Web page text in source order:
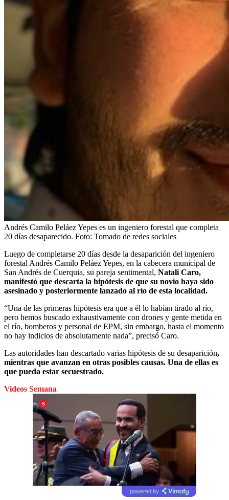
Andrés Camilo Peláez Yepes es un ingeniero forestal que completa
20 días desaparecido. Foto: Tomado de redes sociales
Luego de completarse 20 días desde la desaparición del ingeniero
forestal Andrés Camilo Peláez Yepes, en la cabecera municipal de
San Andrés de Cuerquia, su pareja sentimental, Natali Caro,
manifestó que descarta la hipótesis de que su novio haya sido
asesinado y posteriormente lanzado al río de esta localidad.
“Una de las primeras hipótesis era que a él lo habían tirado al río,
pero hemos buscado exhaustivamente con drones y gente metida en
el río, bomberos y personal de EPM, sin embargo, hasta el momento
no hay indicios de absolutamente nada”, precisó Caro.
Las autoridades han descartado varias hipótesis de su desaparición,
mientras que avanzan en otras posibles causas. Una de ellas es
que pueda estar secuestrado.
Videos Semana
powered by